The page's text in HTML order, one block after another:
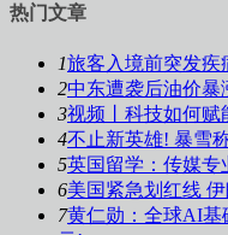
热门文章
1旅客入境前突发疾
2中东遭袭后油价暴
3视频丨科技如何
4不止新英雄! 暴雪
5英国留学：传媒专
6美国紧急划红线
7黄仁勋：全球AI基